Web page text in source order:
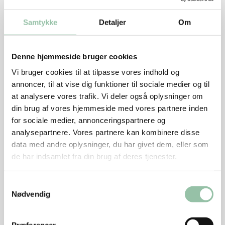
Samtykke Detaljer Om
Denne hjemmeside bruger cookies
Vi bruger cookies til at tilpasse vores indhold og
annoncer, til at vise dig funktioner til sociale medier og til
at analysere vores trafik. Vi deler også oplysninger om
din brug af vores hjemmeside med vores partnere inden
for sociale medier, annonceringspartnere og
analysepartnere. Vores partnere kan kombinere disse
data med andre oplysninger, du har givet dem, eller som
de har indsamlet fra din brug af deres tjenester.
Nødvendig
afhængig af kartoflernes størrelse. Stik i dem med en
kniv for at mærke, om de er møre.
Skræl rødbederne og skær dem i både eller stave som
krydr med salt og peber. Læg dem i et ovnfast fad og
stil dem i ovnen ved 200 grader i ca. 30 minutter til
de er møre. Stik i det største stykke med en kniv og
mærk, om det er mørt. Vend rødbederne med snittet
forårsløg, revet skal og saft af lime samt hakket
mynte før servering.
Smag surmælksproduktet til med salt og peber og
evt. presset hvidløg.
Steg koteletterne: Lad olien blive varm på en pande